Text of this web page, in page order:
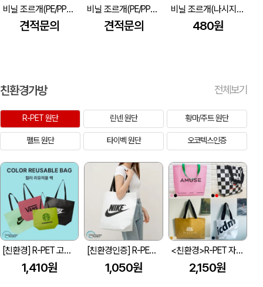
비닐 조르개(PE/PP브레이드끈) (230x66x310mm)
견적문의
비닐 조르개(PE/PP브레이드끈) (170x80x200mm)
견적문의
비닐 조르개(나시지/PP브레이드끈)
480원
친환경가방 전체보기
R-PET 원단 린넨 원단 황마/주트 원단
펠트 원단 타이벡 원단 오코텍스인증
[친환경] R-PET 고밀도 리유저블백 4색 (검정내피/170g)(450x150x400mm)
1,410원
[친환경인증] R-PET 고밀도 리유저블백 (검정내피/170g)(S~XL)
1,050원
<친환경>R-PET 자카드 고밀도 리유저블백 (2도/주문제작)(380x130x300, 450x130x380, 510x150x460mm)
2,150원